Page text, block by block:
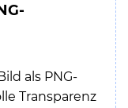
als PNG-
Transparenz